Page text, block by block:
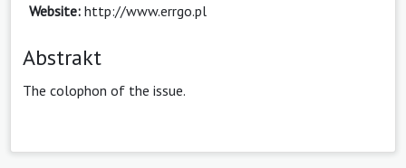
Website: http://www.errgo.pl
Abstrakt
The colophon of the issue.